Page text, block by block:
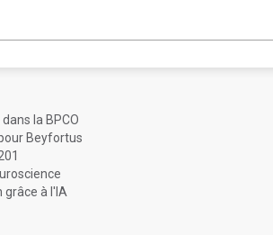
la BPCO
Beyfortus
grâce à l'IA